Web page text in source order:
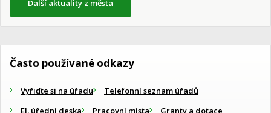
Další aktuality z města
Často používané odkazy
Vyřiďte si na úřadu
Telefonní seznam úřadů
El. úřední deska
Pracovní místa
Granty a dotace